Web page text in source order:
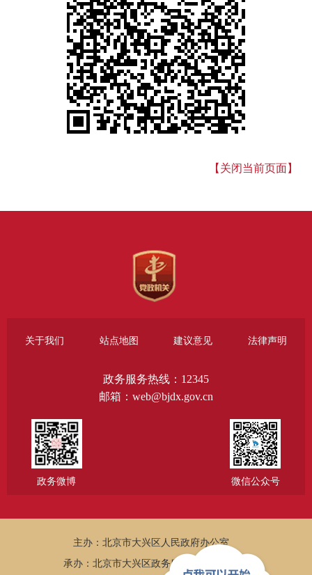
【关闭当前页面】
关于我们 站点地图 建议意见 法律声明
政务服务热线：12345
邮箱：web@bjdx.gov.cn
政务微博 微信公众号
主办：北京市大兴区人民政府办公室
承办：北京市大兴区政务服务和数据管理局